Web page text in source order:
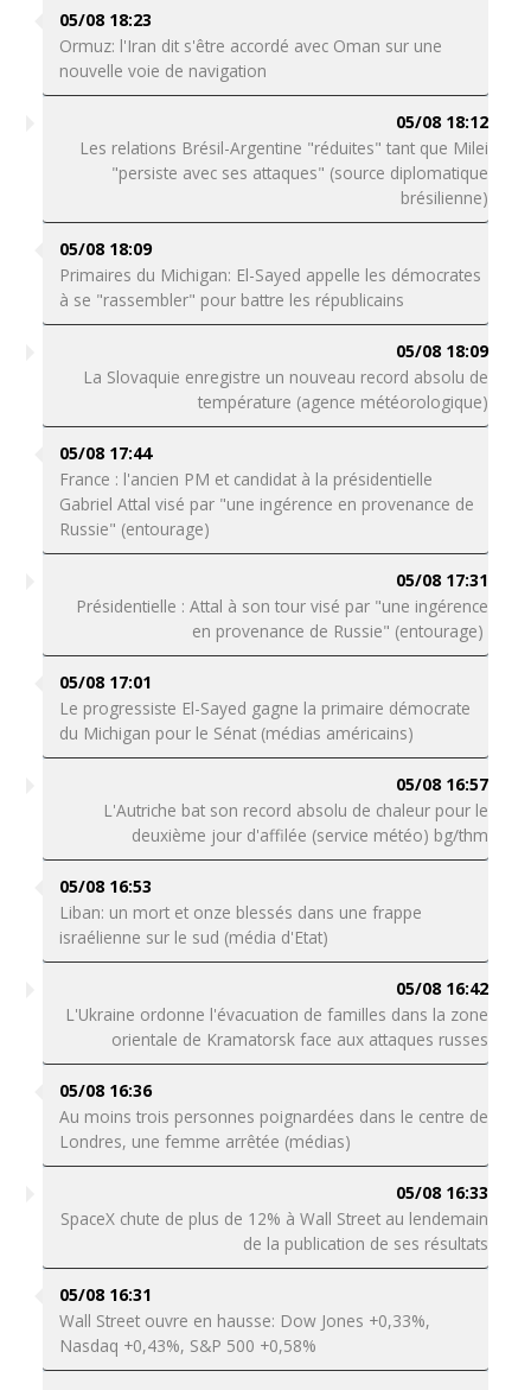
05/08 18:23
Ormuz: l'Iran dit s'être accordé avec Oman sur une
nouvelle voie de navigation
05/08 18:12
Les relations Brésil-Argentine "réduites" tant que Milei
"persiste avec ses attaques" (source diplomatique
brésilienne)
05/08 18:09
Primaires du Michigan: El-Sayed appelle les démocrates
à se "rassembler" pour battre les républicains
05/08 18:09
La Slovaquie enregistre un nouveau record absolu de
température (agence météorologique)
05/08 17:44
France : l'ancien PM et candidat à la présidentielle
Gabriel Attal visé par "une ingérence en provenance de
Russie" (entourage)
05/08 17:31
Présidentielle : Attal à son tour visé par "une ingérence
en provenance de Russie" (entourage)
05/08 17:01
Le progressiste El-Sayed gagne la primaire démocrate
du Michigan pour le Sénat (médias américains)
05/08 16:57
L'Autriche bat son record absolu de chaleur pour le
deuxième jour d'affilée (service météo) bg/thm
05/08 16:53
Liban: un mort et onze blessés dans une frappe
israélienne sur le sud (média d'Etat)
05/08 16:42
L'Ukraine ordonne l'évacuation de familles dans la zone
orientale de Kramatorsk face aux attaques russes
05/08 16:36
Au moins trois personnes poignardées dans le centre de
Londres, une femme arrêtée (médias)
05/08 16:33
SpaceX chute de plus de 12% à Wall Street au lendemain
de la publication de ses résultats
05/08 16:31
Wall Street ouvre en hausse: Dow Jones +0,33%,
Nasdaq +0,43%, S&P 500 +0,58%